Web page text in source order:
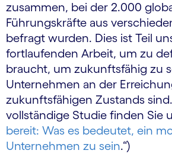
zusammen, bei der 2.000
Führungskräfte aus
befragt wurden. Dies ist Teil
fortlaufenden Arbeit, um zu
braucht, um zukunftsfähig zu
Unternehmen an der
zukunftsfähigen Zustands
vollständige Studie finden Sie
bereit: Was es bedeutet, ein
Unternehmen zu sein.“)